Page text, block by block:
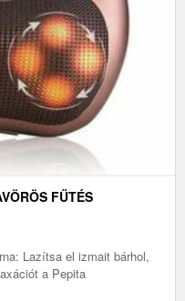
FŰTÉS
Lazítsa el izmait bárhol,
a Pepita